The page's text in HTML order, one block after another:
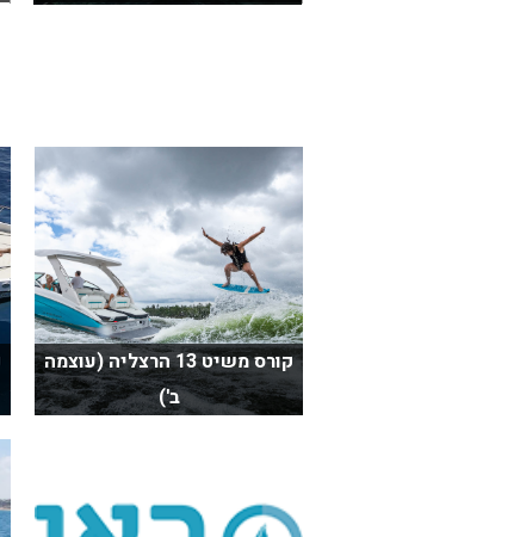
קורס משיט 13 הרצליה (עוצמה
ב')